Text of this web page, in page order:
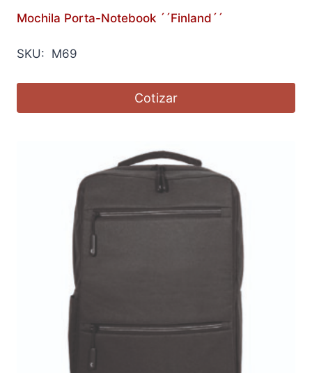
Mochila Porta-Notebook ´´Finland´´
SKU: M69
Cotizar